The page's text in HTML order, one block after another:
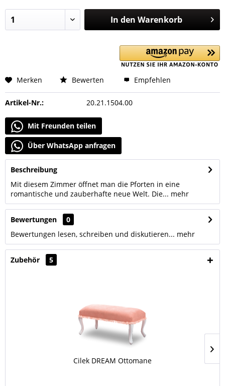
In den Warenkorb
Merken Bewerten Empfehlen
Artikel-Nr.: 20.21.1504.00
Mit Freunden teilen
Über WhatsApp anfragen
Beschreibung
Mit diesem Zimmer öffnet man die Pforten in eine
romantische und zauberhafte neue Welt. Die... mehr
Bewertungen
0
Bewertungen lesen, schreiben und diskutieren... mehr
Zubehör 5
Cilek DREAM Ottomane